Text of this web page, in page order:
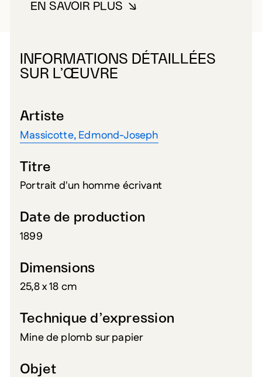
EN SAVOIR PLUSÀ PROPOS DE MASSICOTTE,
INFORMATIONS DÉTAILLÉES
SUR L’ŒUVRE
Artiste
Massicotte, Edmond-Joseph
Titre
Portrait d'un homme écrivant
Date de production
1899
Dimensions
25,8 x 18 cm
Technique d’expression
Mine de plomb sur papier
Objet